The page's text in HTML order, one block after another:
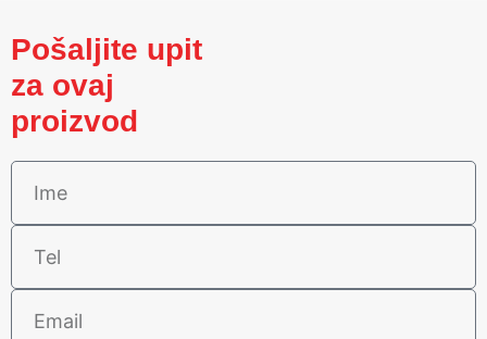
Pošaljite upit
za ovaj
proizvod